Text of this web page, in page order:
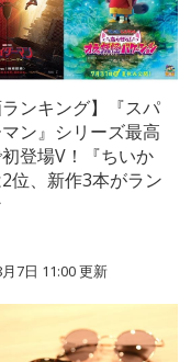
ランキング】『スパ
ン』シリーズ最高
登場V！『ちいか
位、新作3本がラン
7日 11:00更新